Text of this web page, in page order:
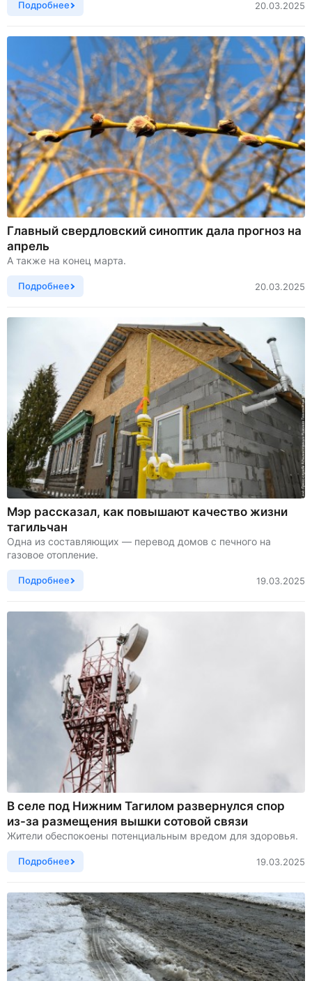
Подробнее 20.03.2025
Главный свердловский синоптик дала прогноз на
апрель
А также на конец марта.
Подробнее 20.03.2025
Мэр рассказал, как повышают качество жизни
тагильчан
Одна из составляющих — перевод домов с печного на
газовое отопление.
Подробнее 19.03.2025
В селе под Нижним Тагилом развернулся спор
из-за размещения вышки сотовой связи
Жители обеспокоены потенциальным вредом для здоровья.
Подробнее 19.03.2025